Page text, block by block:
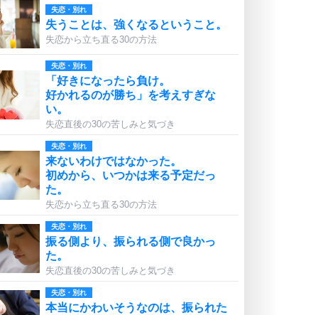
失恋・別れ
失うことは、強くなるということ。
失恋から立ち直る30の方法
失恋・別れ
「好きになったら負け。
好かれるのが勝ち」を考えすぎな
い。
失恋直後の30の苦しみと気づき
失恋・別れ
来ないわけではなかった。
初めから、いつかは来る予定だっ
た。
失恋から立ち直る30の方法
失恋・別れ
振る側より、振られる側で良かっ
た。
失恋直後の30の苦しみと気づき
失恋・別れ
本当にかわいそうなのは、振られた